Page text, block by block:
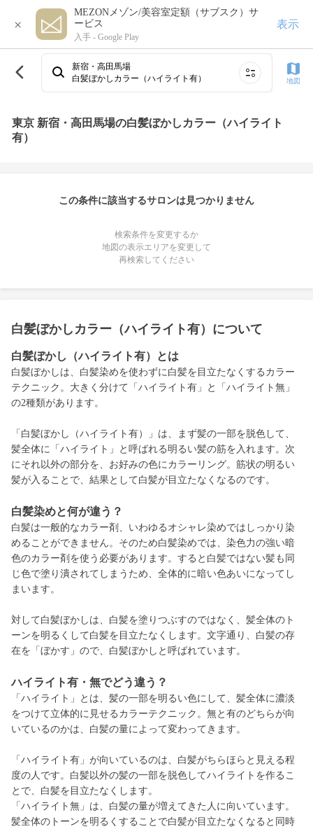
×
MEZONメゾン/美容室定額（サブスク）サ
ービス
入手 - Google Play
表示
新宿・高田馬場
白髪ぼかしカラー（ハイライト有）
地図
東京 新宿・高田馬場の白髪ぼかしカラー（ハイライト
有）
この条件に該当するサロンは見つかりません
検索条件を変更するか
地図の表示エリアを変更して
再検索してください
白髪ぼかしカラー（ハイライト有）について
白髪ぼかし（ハイライト有）とは
白髪ぼかしは、白髪染めを使わずに白髪を目立たなくするカラー
テクニック。大きく分けて「ハイライト有」と「ハイライト無」
の2種類があります。
「白髪ぼかし（ハイライト有）」は、まず髪の一部を脱色して、
髪全体に「ハイライト」と呼ばれる明るい髪の筋を入れます。次
にそれ以外の部分を、お好みの色にカラーリング。筋状の明るい
髪が入ることで、結果として白髪が目立たなくなるのです。
白髪染めと何が違う？
白髪は一般的なカラー剤、いわゆるオシャレ染めではしっかり染
めることができません。そのため白髪染めでは、染色力の強い暗
色のカラー剤を使う必要があります。すると白髪ではない髪も同
じ色で塗り潰されてしまうため、全体的に暗い色あいになってし
まいます。
対して白髪ぼかしは、白髪を塗りつぶすのではなく、髪全体のト
ーンを明るくして白髪を目立たなくします。文字通り、白髪の存
在を「ぼかす」ので、白髪ぼかしと呼ばれています。
ハイライト有・無でどう違う？
「ハイライト」とは、髪の一部を明るい色にして、髪全体に濃淡
をつけて立体的に見せるカラーテクニック。無と有のどちらが向
いているのかは、白髪の量によって変わってきます。
「ハイライト有」が向いているのは、白髪がちらほらと見える程
度の人です。白髪以外の髪の一部を脱色してハイライトを作るこ
とで、白髪を目立たなくします。
「ハイライト無」は、白髪の量が増えてきた人に向いています。
髪全体のトーンを明るくすることで白髪が目立たなくなると同時